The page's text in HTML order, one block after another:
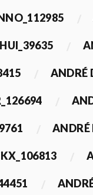
ANDRÉ
ANDRÉ